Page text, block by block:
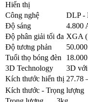
Hiển thị
Công nghệ
DLP -
Độ sáng
4.800
Độ phân giải tối đa XGA
Độ tương phản
Tuổi thọ bóng đèn
3D Technology
3D
Kích thước hiển thị 27.78
Kích thước - Trọng lượng